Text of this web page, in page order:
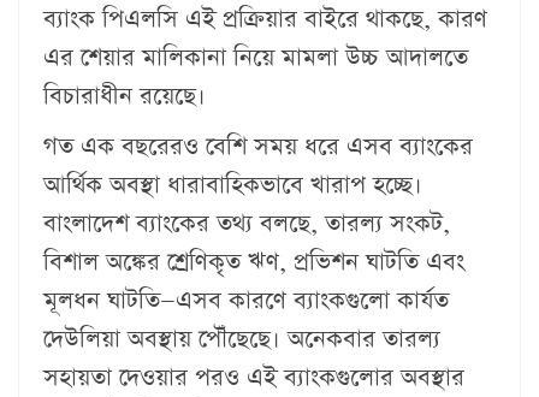
ব্যাংক পিএলসি এই প্রক্রিয়ার বাইরে থাকছে, কারণ
এর শেয়ার মালিকানা নিয়ে মামলা উচ্চ আদালতে
বিচারাধীন রয়েছে।
গত এক বছরেরও বেশি সময় ধরে এসব ব্যাংকের
আর্থিক অবস্থা ধারাবাহিকভাবে খারাপ হচ্ছে।
বাংলাদেশ ব্যাংকের তথ্য বলছে, তারল্য সংকট,
বিশাল অঙ্কের শ্রেণিকৃত ঋণ, প্রভিশন ঘাটতি এবং
মূলধন ঘাটতি—এসব কারণে ব্যাংকগুলো কার্যত
দেউলিয়া অবস্থায় পৌঁছেছে। অনেকবার তারল্য
সহায়তা দেওয়ার পরও এই ব্যাংকগুলোর অবস্থার